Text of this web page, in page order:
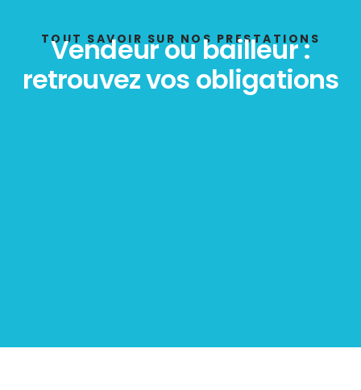
TOUT SAVOIR SUR NOS PRESTATIONS
Vendeur ou bailleur :
retrouvez vos obligations